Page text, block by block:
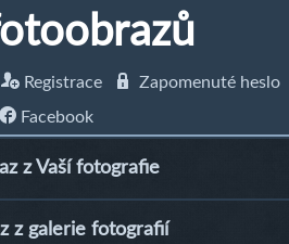
Registrace
Zapomenuté heslo
Facebook
z Vaší fotografie
z galerie fotografií